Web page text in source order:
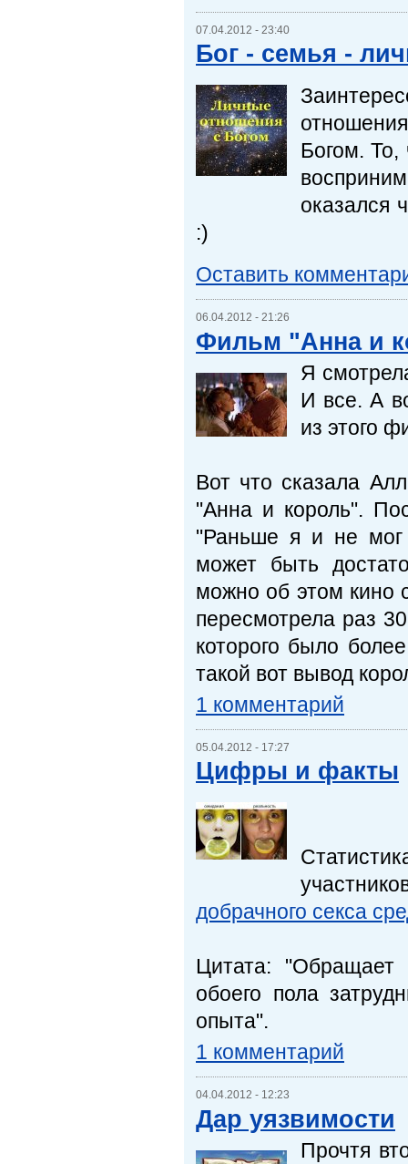
07.04.2012 - 23:40
Бог - семья -
Богом.
оказался
:)
Оставить
06.04.2012 - 21:26
Фильм "Анна и
Я
И все. А
из этого
Вот что сказала
"Анна и король".
"Раньше я и не мог
может быть
можно об этом кино
пересмотрела раз
которого было
такой вот вывод
1 комментарий
05.04.2012 - 17:27
Цифры и факты
добрачного секса
Цитата: "Обращает
обоего пола
опыта".
1 комментарий
04.04.2012 - 12:23
Дар уязвимости
Прочтя